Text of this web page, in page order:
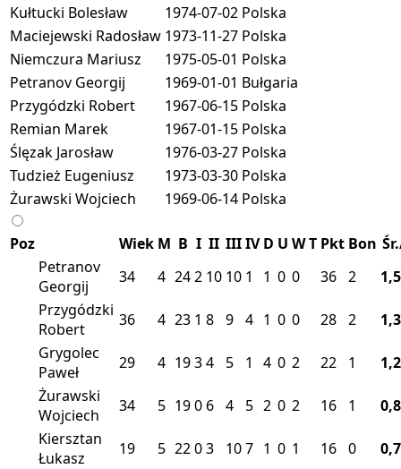
Kułtucki Bolesław
1974-07-02 Polska
Maciejewski Radosław 1973-11-27 Polska
Niemczura Mariusz
1975-05-01 Polska
Petranov Georgij
1969-01-01 Bułgaria
Przygódzki Robert
1967-06-15 Polska
Remian Marek
1967-01-15 Polska
Ślęzak Jarosław
1976-03-27 Polska
Tudzież Eugeniusz
1973-03-30 Polska
Żurawski Wojciech
1969-06-14 Polska
Poz Wiek M B I II IIIIV D U WT Pkt Bon
Petranov
Georgij
34 4 242 10 10 1 1 0 0 36 2
Przygódzki
Robert
36 4 23 1 8 9 4 1 0 0 28 2
Grygolec
Paweł
29 4 1934 5 1 4 0 2 22 1
Żurawski
Wojciech
34 5 190 6 4 5 2 0 2 16 1
Kiersztan
Łukasz
19 5 2203 107 1 0 1 16 0